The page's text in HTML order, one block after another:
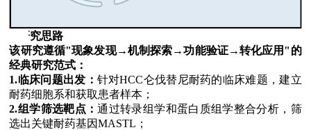
研究思路
该研究遵循"现象发现→机制探索→功能验证→转化应用 " 的
经典研究范式：
1.临床问题出发： 针对HCC仑伐替尼耐药的临床难题，建立
耐药细胞系和获取患者样本；
2.组学筛选靶点：通过转录组学和蛋白质组学整合分析，筛
选出关键耐药基因MASTL ；